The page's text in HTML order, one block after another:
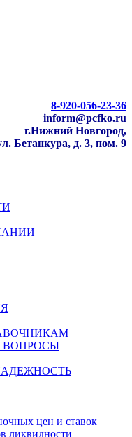
8-920-056-23-36
inform@pcfko.ru
г.Нижний Новгород,
Бетанкура, д. 3, пом. 9
ВОПРОСЫ
цен и ставок
ликвидности